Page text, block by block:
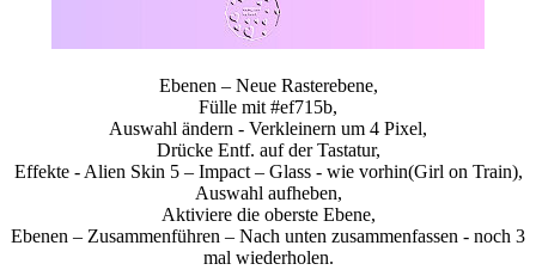
Ebenen – Neue Rasterebene,
Fülle mit #ef715b,
Auswahl ändern - Verkleinern um 4 Pixel,
Drücke Entf. auf der Tastatur,
Effekte - Alien Skin 5 – Impact – Glass - wie vorhin(Girl on Train),
Auswahl aufheben,
Aktiviere die oberste Ebene,
Ebenen – Zusammenführen – Nach unten zusammenfassen - noch 3
mal wiederholen.